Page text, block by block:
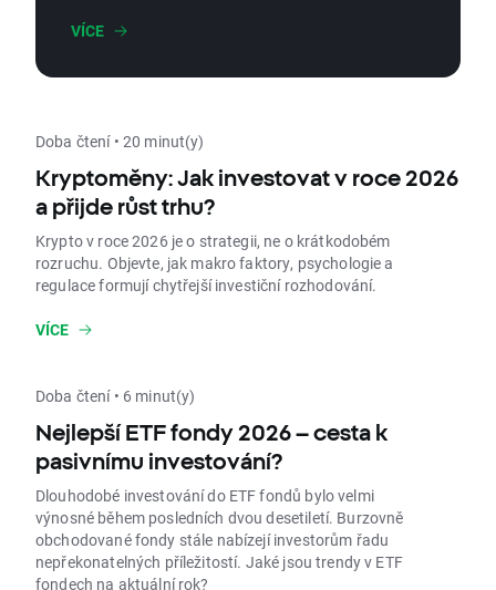
zároveň podstupovat omezené riziko. V
tomto článku si přiblížíme, co Vanilla opce
v úvahu a jaké typy rozlišujeme.
VÍCE
Doba čtení • 20 minut(y)
Kryptoměny: Jak investovat v roce 2026
a přijde růst trhu?
Krypto v roce 2026 je o strategii, ne o krátkodobém
rozruchu. Objevte, jak makro faktory, psychologie a
regulace formují chytřejší investiční rozhodování.
VÍCE
Doba čtení • 6 minut(y)
Nejlepší ETF fondy 2026 – cesta k
pasivnímu investování?
Dlouhodobé investování do ETF fondů bylo velmi
výnosné během posledních dvou desetiletí. Burzovně
obchodované fondy stále nabízejí investorům řadu
nepřekonatelných příležitostí. Jaké jsou trendy v ETF
fondech na aktuální rok?